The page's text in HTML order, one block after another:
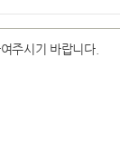
주시기 바랍니다.